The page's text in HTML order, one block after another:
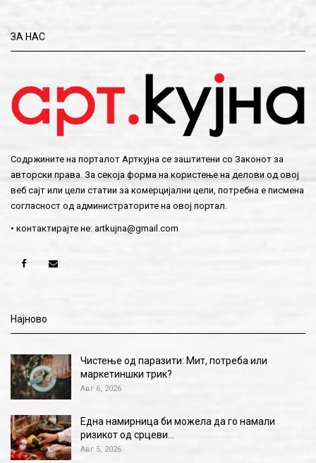
ЗА НАС
Содржините на порталот Арткујна се заштитени со Законот за
авторски права. За секоја форма на користење на делови од овој
веб сајт или цели статии за комерцијални цели, потребна е писмена
согласност од администраторите на овој портал.
• контактирајте не: artkujna@gmail.com
Најново
Чистење од паразити: Мит, потреба или
маркетиншки трик?
Авг 6, 2026
Една намирница би можела да го намали
ризикот од срцеви…
Авг 5, 2026